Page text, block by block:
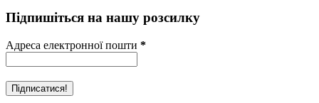
Підпишіться на нашу розсилку
Адреса електронної пошти *